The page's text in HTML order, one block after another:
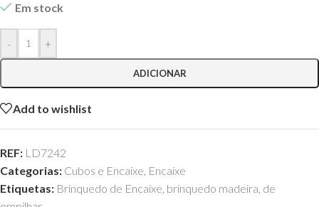
Em stock
- +
ADICIONAR
Add to wishlist
REF: LD7242
Categorias: Cubos e Encaixe, Encaixe
Etiquetas: Brinquedo de Encaixe, brinquedo madeira, de